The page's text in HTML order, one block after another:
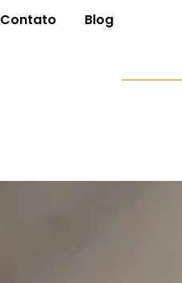
Contato Blog